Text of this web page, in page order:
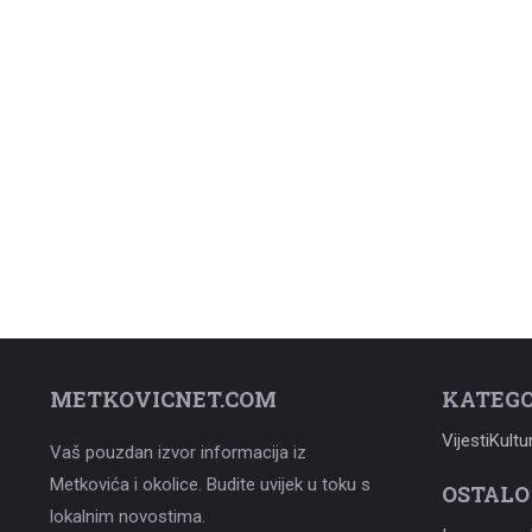
METKOVICNET.COM
Vaš pouzdan izvor informacija iz
Metkovića i okolice. Budite uvijek u toku s
lokalnim novostima.
Vijesti
OSTALO